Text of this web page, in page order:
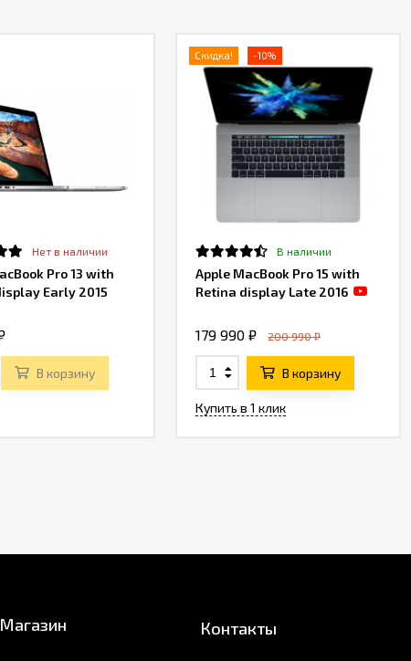
Нет в наличии
Pro 13 with
Early 2015
В корзину
Скидка! -10%
В наличии
Apple MacBook Pro 15 with
Retina display Late 2016
179 990 ₽ 200 990 ₽
В корзину
Купить в 1 клик
Магазин Контакты